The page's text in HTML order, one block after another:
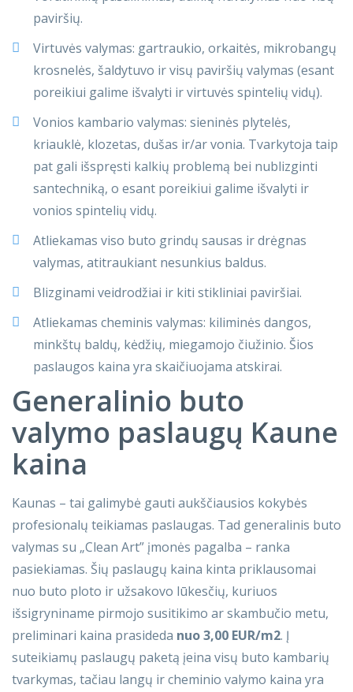
paviršių.
Virtuvės valymas: gartraukio, orkaitės, mikrobangų
krosnelės, šaldytuvo ir visų paviršių valymas (esant
poreikiui galime išvalyti ir virtuvės spintelių vidų).
Vonios kambario valymas: sieninės plytelės,
kriauklė, klozetas, dušas ir/ar vonia. Tvarkytoja taip
pat gali išspręsti kalkių problemą bei nublizginti
santechniką, o esant poreikiui galime išvalyti ir
vonios spintelių vidų.
Atliekamas viso buto grindų sausas ir drėgnas
valymas, atitraukiant nesunkius baldus.
Blizginami veidrodžiai ir kiti stikliniai paviršiai.
Atliekamas cheminis valymas: kiliminės dangos,
minkštų baldų, kėdžių, miegamojo čiužinio. Šios
paslaugos kaina yra skaičiuojama atskirai.
Generalinio buto
valymo paslaugų Kaune
kaina
Kaunas – tai galimybė gauti aukščiausios kokybės
profesionalų teikiamas paslaugas. Tad generalinis buto
valymas su „Clean Art” įmonės pagalba – ranka
pasiekiamas. Šių paslaugų kaina kinta priklausomai
nuo buto ploto ir užsakovo lūkesčių, kuriuos
išsigryniname pirmojo susitikimo ar skambučio metu,
preliminari kaina prasideda nuo 3,00 EUR/m2. Į
suteikiamų paslaugų paketą įeina visų buto kambarių
tvarkymas, tačiau langų ir cheminio valymo kaina yra